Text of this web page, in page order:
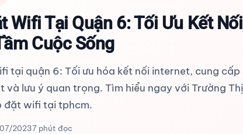
Wifi Tại Quận 6: Tối Ưu Kết
Cuộc Sống
tại quận 6: Tối ưu hóa kết nối internet, cung cấp
và lưu ý quan trọng. Tìm hiểu ngay với Trường
đặt wifi tại tphcm.
20237 phút đọc